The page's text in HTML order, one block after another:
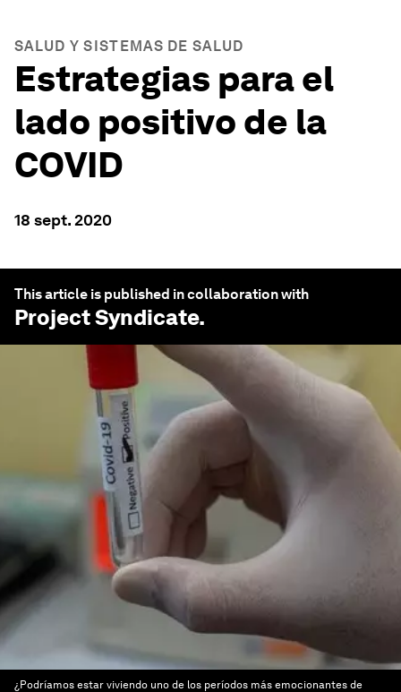
SALUD Y SISTEMAS DE SALUD
Estrategias para el
lado positivo de la
COVID
18 sept. 2020
This article is published in collaboration with
Project Syndicate.
¿Podríamos estar viviendo uno de los períodos más emocionantes de